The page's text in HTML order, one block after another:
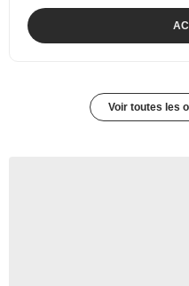
Voir toutes les